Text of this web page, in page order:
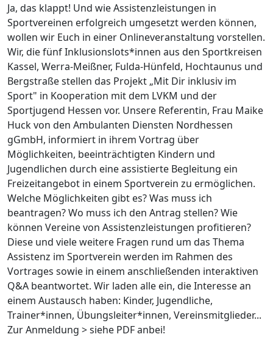
Ja, das klappt! Und wie Assistenzleistungen in
Sportvereinen erfolgreich umgesetzt werden können,
wollen wir Euch in einer Onlineveranstaltung vorstellen.
Wir, die fünf Inklusionslots*innen aus den Sportkreisen
Kassel, Werra-Meißner, Fulda-Hünfeld, Hochtaunus und
Bergstraße stellen das Projekt „Mit Dir inklusiv im
Sport" in Kooperation mit dem LVKM und der
Sportjugend Hessen vor. Unsere Referentin, Frau Maike
Huck von den Ambulanten Diensten Nordhessen
gGmbH, informiert in ihrem Vortrag über
Möglichkeiten, beeinträchtigten Kindern und
Jugendlichen durch eine assistierte Begleitung ein
Freizeitangebot in einem Sportverein zu ermöglichen.
Welche Möglichkeiten gibt es? Was muss ich
beantragen? Wo muss ich den Antrag stellen? Wie
können Vereine von Assistenzleistungen profitieren?
Diese und viele weitere Fragen rund um das Thema
Assistenz im Sportverein werden im Rahmen des
Vortrages sowie in einem anschließenden interaktiven
Q&A beantwortet. Wir laden alle ein, die Interesse an
einem Austausch haben: Kinder, Jugendliche,
Trainer*innen, Übungsleiter*innen, Vereinsmitglieder...
Zur Anmeldung > siehe PDF anbei!